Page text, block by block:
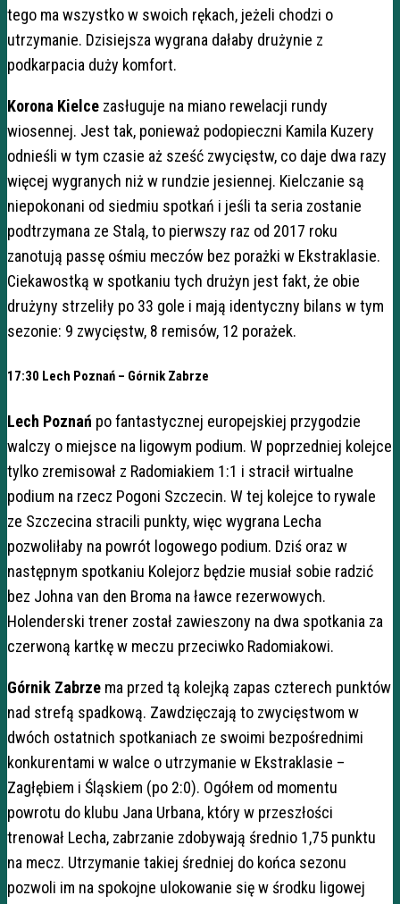
tego ma wszystko w swoich rękach, jeżeli chodzi o
utrzymanie. Dzisiejsza wygrana dałaby drużynie z
podkarpacia duży komfort.
Korona Kielce zasługuje na miano rewelacji rundy
wiosennej. Jest tak, ponieważ podopieczni Kamila Kuzery
odnieśli w tym czasie aż sześć zwycięstw, co daje dwa razy
więcej wygranych niż w rundzie jesiennej. Kielczanie są
niepokonani od siedmiu spotkań i jeśli ta seria zostanie
podtrzymana ze Stalą, to pierwszy raz od 2017 roku
zanotują passę ośmiu meczów bez porażki w Ekstraklasie.
Ciekawostką w spotkaniu tych drużyn jest fakt, że obie
drużyny strzeliły po 33 gole i mają identyczny bilans w tym
sezonie: 9 zwycięstw, 8 remisów, 12 porażek.
17:30 Lech Poznań – Górnik Zabrze
Lech Poznań po fantastycznej europejskiej przygodzie
walczy o miejsce na ligowym podium. W poprzedniej kolejce
tylko zremisował z Radomiakiem 1:1 i stracił wirtualne
podium na rzecz Pogoni Szczecin. W tej kolejce to rywale
ze Szczecina stracili punkty, więc wygrana Lecha
pozwoliłaby na powrót logowego podium. Dziś oraz w
następnym spotkaniu Kolejorz będzie musiał sobie radzić
bez Johna van den Broma na ławce rezerwowych.
Holenderski trener został zawieszony na dwa spotkania za
czerwoną kartkę w meczu przeciwko Radomiakowi.
Górnik Zabrze ma przed tą kolejką zapas czterech punktów
nad strefą spadkową. Zawdzięczają to zwycięstwom w
dwóch ostatnich spotkaniach ze swoimi bezpośrednimi
konkurentami w walce o utrzymanie w Ekstraklasie –
Zagłębiem i Śląskiem (po 2:0). Ogółem od momentu
powrotu do klubu Jana Urbana, który w przeszłości
trenował Lecha, zabrzanie zdobywają średnio 1,75 punktu
na mecz. Utrzymanie takiej średniej do końca sezonu
pozwoli im na spokojne ulokowanie się w środku ligowej